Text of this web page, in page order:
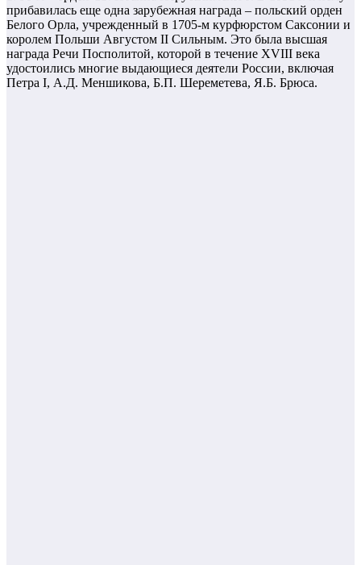
прибавилась еще одна зарубежная награда – польский орден
Белого Орла, учрежденный в 1705-м курфюрстом Саксонии и
королем Польши Августом II Сильным. Это была высшая
награда Речи Посполитой, которой в течение XVIII века
удостоились многие выдающиеся деятели России, включая
Петра I, А.Д. Меншикова, Б.П. Шереметева, Я.Б. Брюса.